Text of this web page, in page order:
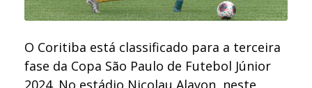
O Coritiba está classificado para a terceira
fase da Copa São Paulo de Futebol Júnior
2024. No estádio Nicolau Alayon, neste